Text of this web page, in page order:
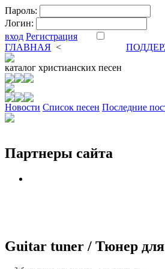
Пароль:
Логин:
вход Регистрация
ГЛАВНАЯ <
каталог христианских песен
Новости Cписок песен Последние
Партнеры сайта
Guitar tuner / Тюнер